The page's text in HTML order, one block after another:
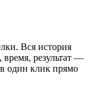
Вся история
результат —
один клик прямо